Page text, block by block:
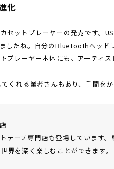
化
セットプレーヤーの発売です。
したね。自分のBluetoothヘッド
プレーヤー本体にも、アーティ
くれる業者さんもあり、手間を
テープ専門店も登場しています
界を深く楽しむことができます。